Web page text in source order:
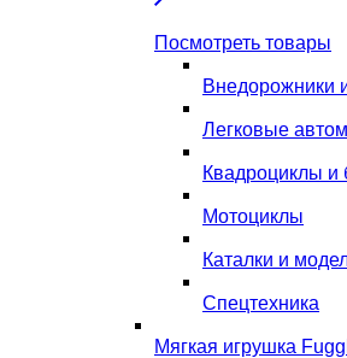
Посмотреть товары
Внедорожники
Легковые
Квадроциклы и
Мотоциклы
Каталки и
Спецтехника
Мягкая игрушка